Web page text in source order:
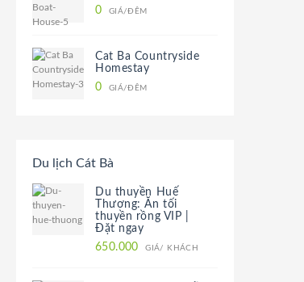
0
GIÁ/ĐÊM
Cat Ba Countryside
Homestay
0
GIÁ/ĐÊM
Du lịch Cát Bà
Du thuyền Huế
Thương: Ăn tối
thuyền rồng VIP |
Đặt ngay
650.000
GIÁ/ KHÁCH